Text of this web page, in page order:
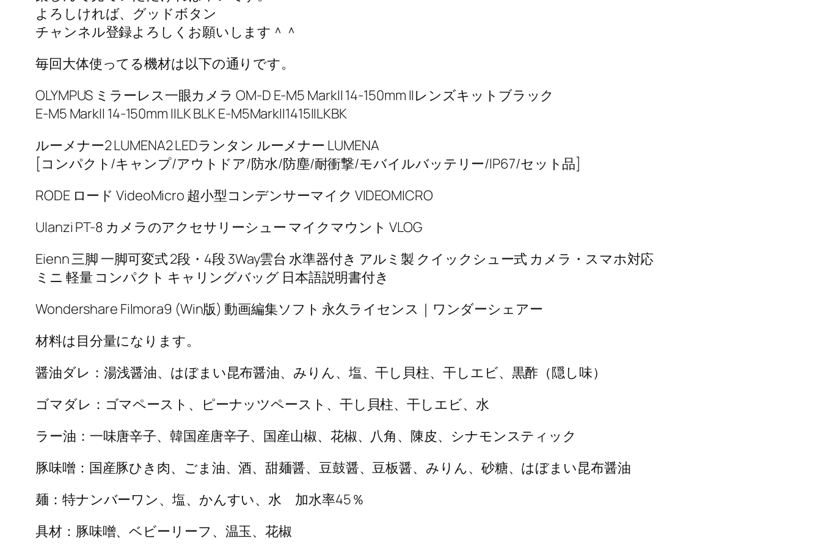
よろしければ、グッドボタン
チャンネル登録よろしくお願いします＾＾
毎回大体使ってる機材は以下の通りです。
OLYMPUS ミラーレス一眼カメラ OM-D E-M5 MarkII 14-150mm IIレンズキットブラック
E-M5 MarkII 14-150mm IILK BLK E-M5MarkII1415IILKBK
ルーメナー2 LUMENA2 LEDランタン ルーメナー LUMENA
[コンパクト/キャンプ/アウトドア/防水/防塵/耐衝撃/モバイルバッテリー/IP67/セット品]
RODE ロード VideoMicro 超小型コンデンサーマイク VIDEOMICRO
Ulanzi PT-8 カメラのアクセサリーシュー マイクマウント VLOG
Eienn 三脚 一脚可変式 2段・4段 3Way雲台 水準器付き アルミ製 クイックシュー式 カメラ・スマホ対応
ミニ 軽量 コンパクト キャリングバッグ 日本語説明書付き
Wondershare Filmora9 (Win版) 動画編集ソフト 永久ライセンス｜ワンダーシェアー
材料は目分量になります。
醤油ダレ：湯浅醤油、はぼまい昆布醤油、みりん、塩、干し貝柱、干しエビ、黒酢（隠し味）
ゴマダレ：ゴマペースト、ピーナッツペースト、干し貝柱、干しエビ、水
ラー油：一味唐辛子、韓国産唐辛子、国産山椒、花椒、八角、陳皮、シナモンスティック
豚味噌：国産豚ひき肉、ごま油、酒、甜麺醤、豆鼓醤、豆板醤、みりん、砂糖、はぼまい昆布醤油
麺：特ナンバーワン、塩、かんすい、水 加水率45％
具材：豚味噌、ベビーリーフ、温玉、花椒